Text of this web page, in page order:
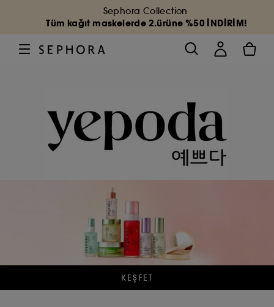
Sephora Collection
Tüm kağıt maskelerde 2.ürüne %50 İNDİRİM!
KEŞFET